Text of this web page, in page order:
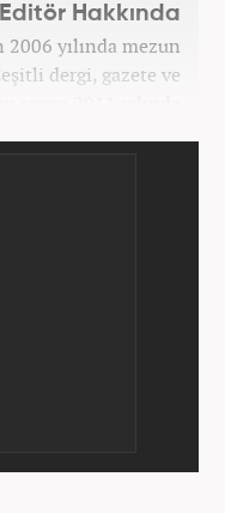
Editör Hakkında
yılında mezun
dergi, gazete ve
sonra 2011 yılında